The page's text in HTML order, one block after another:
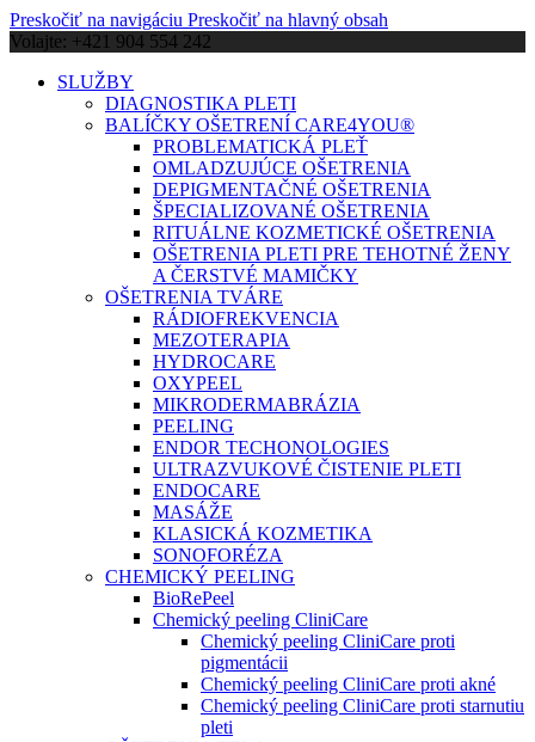
Preskočiť na navigáciu Preskočiť na hlavný obsah
Volajte: +421 904 554 242
SLUŽBY
DIAGNOSTIKA PLETI
BALÍČKY OŠETRENÍ CARE4YOU®
PROBLEMATICKÁ PLEŤ
OMLADZUJÚCE OŠETRENIA
DEPIGMENTAČNÉ OŠETRENIA
ŠPECIALIZOVANÉ OŠETRENIA
RITUÁLNE KOZMETICKÉ OŠETRENIA
OŠETRENIA PLETI PRE TEHOTNÉ ŽENY
A ČERSTVÉ MAMIČKY
OŠETRENIA TVÁRE
RÁDIOFREKVENCIA
MEZOTERAPIA
HYDROCARE
OXYPEEL
MIKRODERMABRÁZIA
PEELING
ENDOR TECHONOLOGIES
ULTRAZVUKOVÉ ČISTENIE PLETI
ENDOCARE
MASÁŽE
KLASICKÁ KOZMETIKA
SONOFORÉZA
CHEMICKÝ PEELING
BioRePeel
Chemický peeling CliniCare
Chemický peeling CliniCare proti
pigmentácii
Chemický peeling CliniCare proti akné
Chemický peeling CliniCare proti starnutiu
pleti